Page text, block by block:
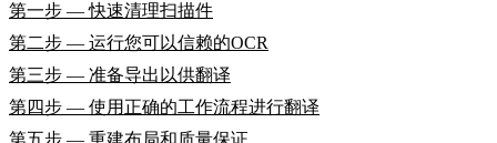
第一步 — 快速清理扫描件
第二步 — 运行您可以信赖的OCR
第三步 — 准备导出以供翻译
第四步 — 使用正确的工作流程进行翻译